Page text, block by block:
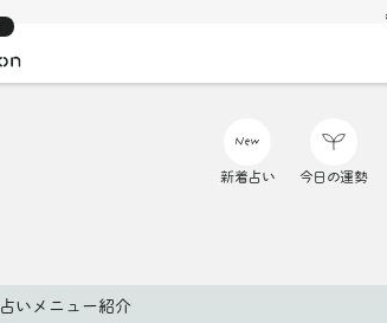
新着占い 今日の運勢
占いメニュー紹介